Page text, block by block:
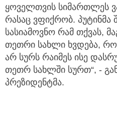
ყოველთვის სიმართლეს
რასაც ვფიქრობ. პუტინმა
სასიამოვნო რამ თქვას,
თეთრი სახლი ხვდება,
არ სურს რაიმეს ისე
თეთრ სახლში სურთ“, -
პრეზიდენტმა.